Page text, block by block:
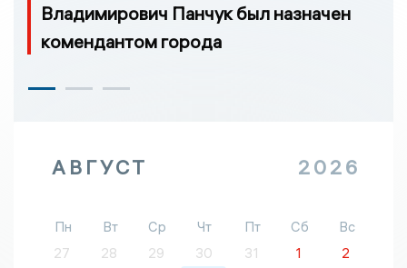
Владимирович Панчук был назначен
комендантом города
АВГУСТ 2026
Пн Вт Ср Чт Пт Сб
Вс
27
28 29 30 31 1
2